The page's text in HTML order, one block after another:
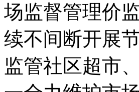
场监督管理价
续不间断开展
监管社区超市